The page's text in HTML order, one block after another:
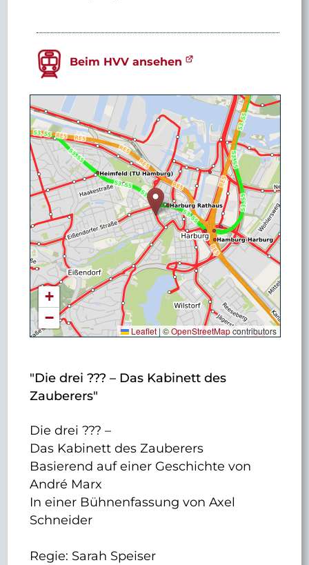
Beim HVV ansehen
+
−
Leaflet | ©OpenStreetMapcontributors
"Die drei ??? – Das Kabinett des
Zauberers"
Die drei ??? –
Das Kabinett des Zauberers
Basierend auf einer Geschichte von
André Marx
In einer Bühnenfassung von Axel
Schneider
Regie: Sarah Speiser